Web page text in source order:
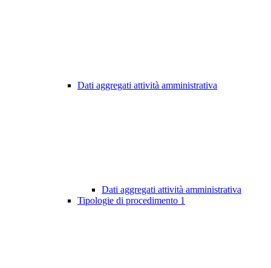
Dati aggregati attività amministrativa
Dati aggregati attività amministrativa
Tipologie di procedimento 1